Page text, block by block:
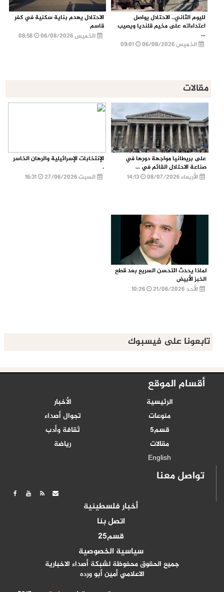
لليوم الثاني.. الاحتلال يواصل
اعتداءاته على مخيم قلنديا ويصيب
...
الخميس 06/08/2026
الاحتلال يهدم بناية سكنية في كفر
قاسم
الخميس 06/08/2026
08:58
مقالات
على بريطانيا مواجهة دورها في
صناعة الاحتلال القائم في ...
الأربعاء 08/07/2026
الإنتخابات الإسرائيلية والرهان الخاسر
.
السبت 27/06/2026
16:31
لماذا يحدث التحسن السريع بعد قطع
الخبز الأبيض
الأحد 21/06/2026
تابعونا على فيسبوك
أقسام الموقع
الرئيسية
الأخبار
منوعات
تجوال أصداء
قسم5
ثقافة وأدب
مقالات
رياضة
English
تواصل معنا
أخبار فلسطينية
اتصل بنا
قسم25
سياسية الخصوصية
جميع الحقوق محفوظة لشبكة أصداء الاخبارية
الاعلامي أمين أبو ورده